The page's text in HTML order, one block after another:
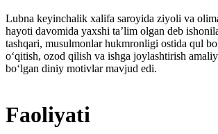
Lubna keyinchalik xalifa saroyida ziyoli va
hayoti davomida yaxshi taʼlim olgan deb
tashqari, musulmonlar hukmronligi ostida qul
oʻqitish, ozod qilish va ishga joylashtirish
boʻlgan diniy motivlar mavjud edi.
Faoliyati